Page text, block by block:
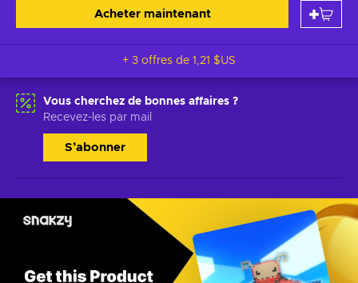
Acheter maintenant
+ 3 offres de 1,21 $US
Vous cherchez de bonnes affaires ?
Recevez-les par mail
S’abonner